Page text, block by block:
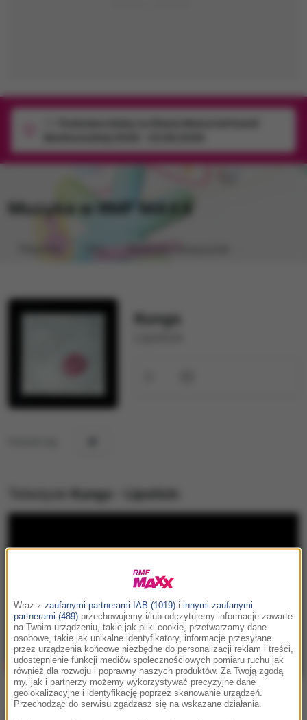
Muzyka w RMF MAXX
Kungs
Kungs - Lipstick
Wraz z zaufanymi partnerami IAB (1019) i innymi zaufanymi
partnerami (489) przechowujemy i/lub odczytujemy informacje zawarte
na Twoim urządzeniu, takie jak pliki cookie, przetwarzamy dane
osobowe, takie jak unikalne identyfikatory, informacje przesyłane
przez urządzenia końcowe niezbędne do personalizacji reklam i treści,
udostępnienie funkcji mediów społecznościowych pomiaru ruchu jak
również dla rozwoju i poprawny naszych produktów. Za Twoją zgodą
my, jak i partnerzy możemy wykorzystywać precyzyjne dane
geolokalizacyjne i identyfikację poprzez skanowanie urządzeń.
Przechodząc do serwisu zgadzasz się na wskazane działania.